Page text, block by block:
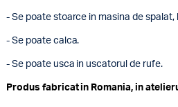
- Se poate stoarce in masina de spalat,
- Se poate calca.
- Se poate usca in uscatorul de rufe.
Produs fabricat in Romania, in